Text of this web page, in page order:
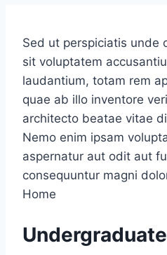
Sed ut perspiciatis unde
sit voluptatem
laudantium, totam rem
quae ab illo inventore
architecto beatae vitae
Nemo enim ipsam
aspernatur aut odit aut
consequuntur magni
Home
Undergraduate